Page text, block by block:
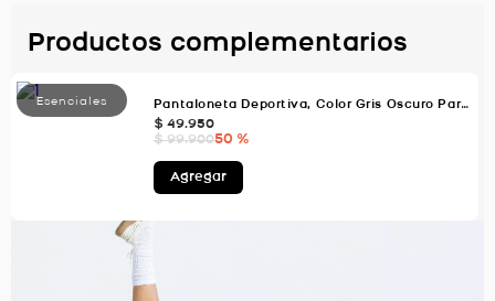
Productos complementarios
Pantaloneta Deportiva, Color Gris Oscuro Para Hombre
$ 49.950
$ 99.90050 %
Agregar